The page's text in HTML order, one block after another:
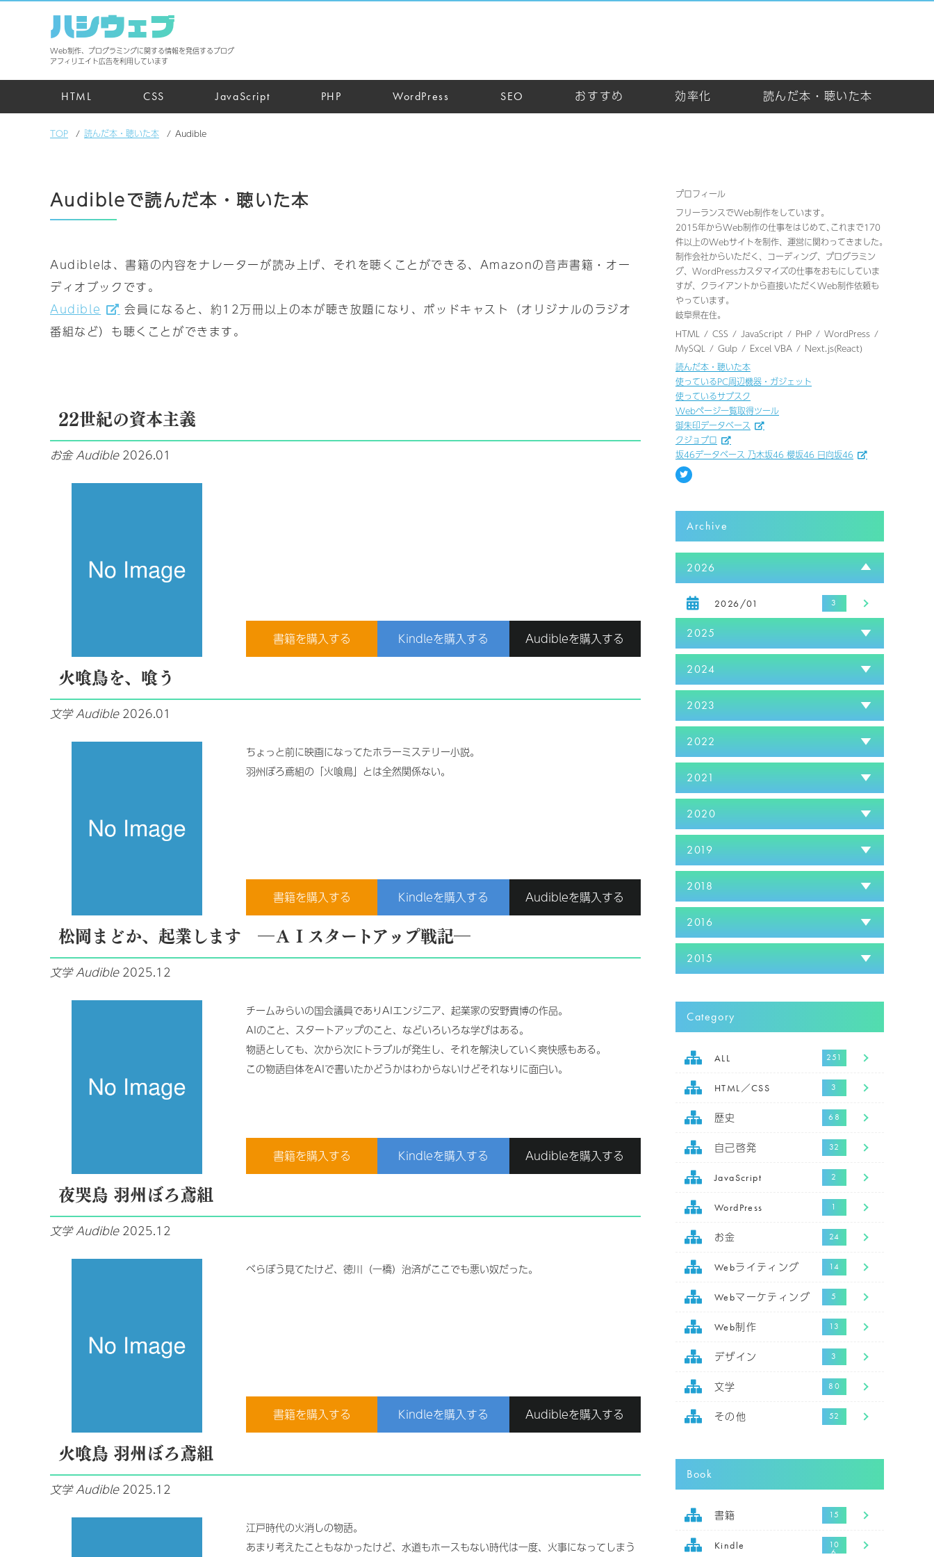
ハシウェブ
Web制作、プログラミングに関する情報を発信するブログ
アフィリエイト広告を利用しています
HTML CSS JavaScript PHP WordPress SEO おすすめ 効率化 読んだ本・聴いた本
TOP 読んだ本・聴いた本 Audible
Audibleで読んだ本・聴いた本
Audibleは、書籍の内容をナレーターが読み上げ、それを聴くことができる、Amazonの音声書籍・オー
ディオブックです。
Audible
会員になると、約12万冊以上の本が聴き放題になり、ポッドキャスト（オリジナルのラジオ
番組など）も聴くことができます。
22世紀の資本主義
お金 Audible 2026.01
書籍を購入する Kindleを購入する Audibleを購入する
火喰鳥を、喰う
文学 Audible 2026.01
ちょっと前に映画になってたホラーミステリー小説。
羽州ぼろ鳶組の「火喰鳥」とは全然関係ない。
書籍を購入する Kindleを購入する Audibleを購入する
松岡まどか、起業します ―ＡＩスタートアップ戦記―
文学 Audible 2025.12
チームみらいの国会議員でありAIエンジニア、起業家の安野貴博の作品。
AIのこと、スタートアップのこと、などいろいろな学びはある。
物語としても、次から次にトラブルが発生し、それを解決していく爽快感もある。
この物語自体をAIで書いたかどうかはわからないけどそれなりに面白い。
書籍を購入する Kindleを購入する Audibleを購入する
夜哭烏 羽州ぼろ鳶組
文学 Audible 2025.12
べらぼう見てたけど、徳川（一橋）治済がここでも悪い奴だった。
書籍を購入する Kindleを購入する Audibleを購入する
火喰鳥 羽州ぼろ鳶組
文学 Audible 2025.12
江戸時代の火消しの物語。
あまり考えたこともなかったけど、水道もホースもない時代は一度、火事になってしまう
プロフィール
フリーランスでWeb制作をしています。
2015年からWeb制作の仕事をはじめて､これまで170
件以上のWebサイトを制作、運営に関わってきました｡
制作会社からいただく、コーディング、プログラミン
グ、WordPressカスタマイズの仕事をおもにしていま
すが、クライアントから直接いただくWeb制作依頼も
やっています。
岐阜県在住。
HTML
CSS JavaScript PHP
WordPress
MySQL
Gulp Excel VBA
Next.js(React)
読んだ本・聴いた本
使っているPC周辺機器・ガジェット
使っているサブスク
Webページ一覧取得ツール
御朱印データベース
クジョブロ
坂46データベース 乃木坂46 櫻坂46 日向坂46
Archive
2026
2026/01
2025
2024
2023
2022
2021
2020
2019
2018
2016
2015
Category
ALL
HTML／CSS
歴史
自己啓発
JavaScript
WordPress
お金
Webライティング
Webマーケティング
Web制作
デザイン
文学
その他
Book
書籍
Kindle